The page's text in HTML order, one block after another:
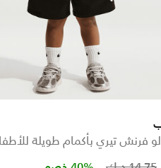
فرنش تيري بأكمام طويلة